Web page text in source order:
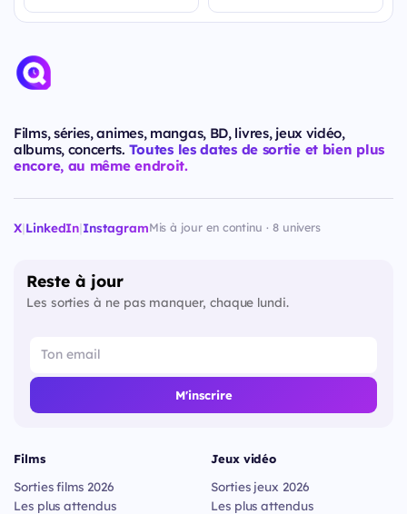
Films, séries, animes, mangas, BD, livres, jeux vidéo,
albums, concerts. Toutes les dates de sortie et bien plus
encore, au même endroit.
X|LinkedIn|InstagramMis à jour en continu · 8 univers
Reste à jour
Les sorties à ne pas manquer, chaque lundi.
M'inscrire
Films
Sorties films 2026
Les plus attendus
Jeux vidéo
Sorties jeux 2026
Les plus attendus